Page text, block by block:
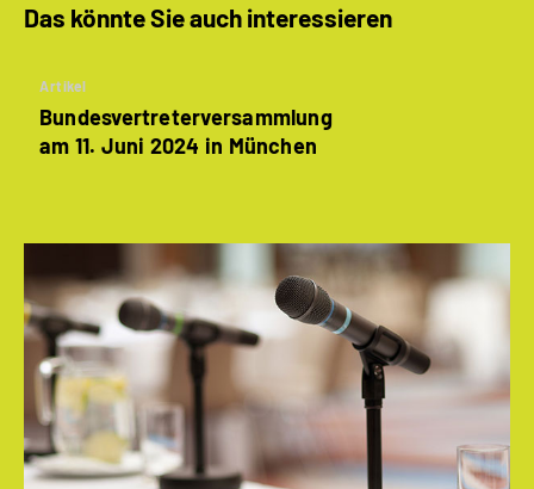
Das könnte Sie auch interessieren
Artikel
Bundesvertreterversammlung
am 11. Juni 2024 in München